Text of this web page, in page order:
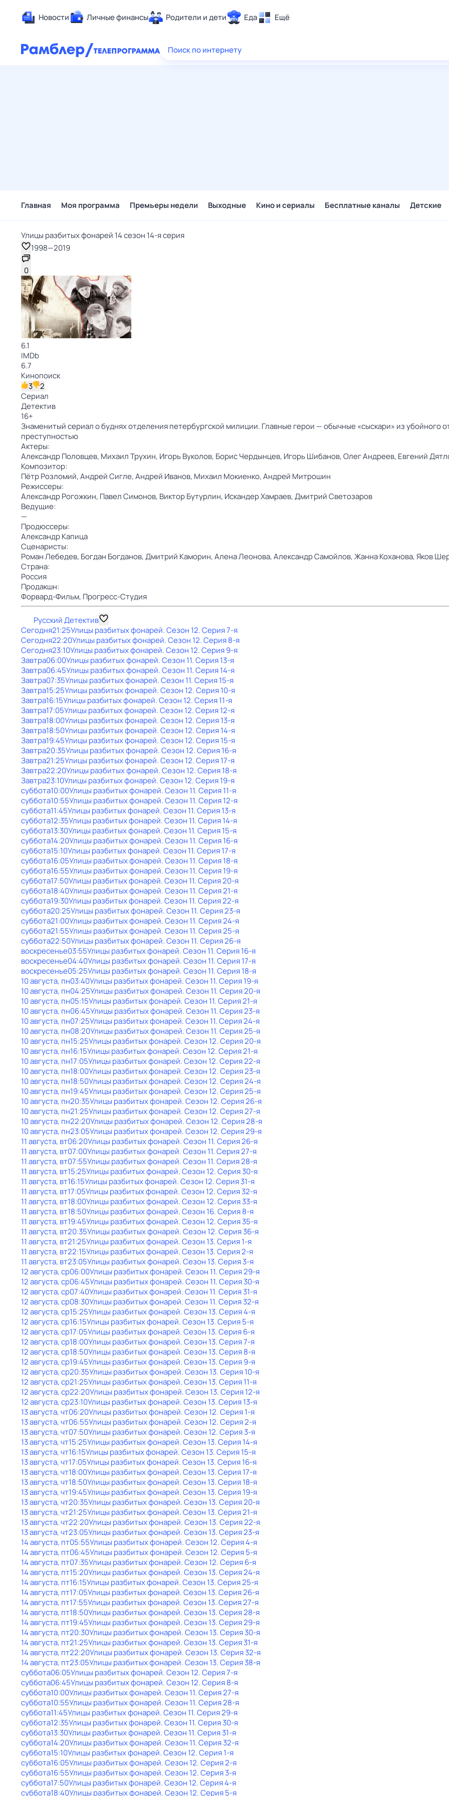
Новости Личные финансы Родители и дети Еда Ещё
Здоровье
Поиск по интернету
Главная Моя программа Премьеры недели Выходные Кино и сериалы Бесплатные каналы Детские
Улицы разбитых фонарей 14 сезон 14-я серия
1998—2019
0
6.1
IMDb
6.7
Кинопоиск
3
2
Сериал
Детектив
16+
Знаменитый сериал о буднях отделения петербургской милиции. Главные герои — обычные «сыскари» из убойного
преступностью
Актеры:
Александр Половцев, Михаил Трухин, Игорь Вуколов, Борис Чердынцев, Игорь Шибанов,Олег Андреев, Евгений
Композитор:
Пётр Розломий,Андрей Сигле,Андрей Иванов, Михаил Мокиенко,Андрей Митрошин
Режиссеры:
Александр Рогожкин, Павел Симонов, Виктор Бутурлин, Искандер Хамраев,Дмитрий Светозаров
Ведущие:
—
Продюссеры:
Александр Капица
Сценаристы:
Роман Лебедев, Богдан Богданов,Дмитрий Каморин,Алена Леонова,Александр Самойлов,Жанна Коханова,Яков
Страна:
Россия
Продакшн:
Форвард-Фильм, Прогресс-Студия
Русский Детектив
Сегодня21:25Улицы разбитых фонарей. Сезон 12. Серия 7-я
Сегодня22:20Улицы разбитых фонарей. Сезон 12. Серия 8-я
Сегодня23:10Улицы разбитых фонарей. Сезон 12. Серия 9-я
Завтра06:00Улицы разбитых фонарей. Сезон 11. Серия 13-я
Завтра06:45Улицы разбитых фонарей. Сезон 11. Серия 14-я
Завтра07:35Улицы разбитых фонарей. Сезон 11. Серия 15-я
Завтра15:25Улицы разбитых фонарей. Сезон 12. Серия 10-я
Завтра16:15Улицы разбитых фонарей. Сезон 12. Серия 11-я
Завтра17:05Улицы разбитых фонарей. Сезон 12. Серия 12-я
Завтра18:00Улицы разбитых фонарей. Сезон 12. Серия 13-я
Завтра18:50Улицы разбитых фонарей. Сезон 12. Серия 14-я
Завтра19:45Улицы разбитых фонарей. Сезон 12. Серия 15-я
Завтра20:35Улицы разбитых фонарей. Сезон 12. Серия 16-я
Завтра21:25Улицы разбитых фонарей. Сезон 12. Серия 17-я
Завтра22:20Улицы разбитых фонарей. Сезон 12. Серия 18-я
Завтра23:10Улицы разбитых фонарей. Сезон 12. Серия 19-я
суббота10:00Улицы разбитых фонарей. Сезон 11. Серия 11-я
суббота10:55Улицы разбитых фонарей. Сезон 11. Серия 12-я
суббота11:45Улицы разбитых фонарей. Сезон 11. Серия 13-я
суббота12:35Улицы разбитых фонарей. Сезон 11. Серия 14-я
суббота13:30Улицы разбитых фонарей. Сезон 11. Серия 15-я
суббота14:20Улицы разбитых фонарей. Сезон 11. Серия 16-я
суббота15:10Улицы разбитых фонарей. Сезон 11. Серия 17-я
суббота16:05Улицы разбитых фонарей. Сезон 11. Серия 18-я
суббота16:55Улицы разбитых фонарей. Сезон 11. Серия 19-я
суббота17:50Улицы разбитых фонарей. Сезон 11. Серия 20-я
суббота18:40Улицы разбитых фонарей. Сезон 11. Серия 21-я
суббота19:30Улицы разбитых фонарей. Сезон 11. Серия 22-я
суббота20:25Улицы разбитых фонарей. Сезон 11. Серия 23-я
суббота21:00Улицы разбитых фонарей. Сезон 11. Серия 24-я
суббота21:55Улицы разбитых фонарей. Сезон 11. Серия 25-я
суббота22:50Улицы разбитых фонарей. Сезон 11. Серия 26-я
воскресенье03:55Улицы разбитых фонарей. Сезон 11. Серия 16-я
воскресенье04:40Улицы разбитых фонарей. Сезон 11. Серия 17-я
воскресенье05:25Улицы разбитых фонарей. Сезон 11. Серия 18-я
10 августа, пн03:40Улицы разбитых фонарей. Сезон 11. Серия 19-я
10 августа, пн04:25Улицы разбитых фонарей. Сезон 11. Серия 20-я
10 августа, пн05:15Улицы разбитых фонарей. Сезон 11. Серия 21-я
10 августа, пн06:45Улицы разбитых фонарей. Сезон 11. Серия 23-я
10 августа, пн07:25Улицы разбитых фонарей. Сезон 11. Серия 24-я
10 августа, пн08:20Улицы разбитых фонарей. Сезон 11. Серия 25-я
10 августа, пн15:25Улицы разбитых фонарей. Сезон 12. Серия 20-я
10 августа, пн16:15Улицы разбитых фонарей. Сезон 12. Серия 21-я
10 августа, пн17:05Улицы разбитых фонарей. Сезон 12. Серия 22-я
10 августа, пн18:00Улицы разбитых фонарей. Сезон 12. Серия 23-я
10 августа, пн18:50Улицы разбитых фонарей. Сезон 12. Серия 24-я
10 августа, пн19:45Улицы разбитых фонарей. Сезон 12. Серия 25-я
10 августа, пн20:35Улицы разбитых фонарей. Сезон 12. Серия 26-я
10 августа, пн21:25Улицы разбитых фонарей. Сезон 12. Серия 27-я
10 августа, пн22:20Улицы разбитых фонарей. Сезон 12. Серия 28-я
10 августа, пн23:05Улицы разбитых фонарей. Сезон 12. Серия 29-я
11 августа, вт06:20Улицы разбитых фонарей. Сезон 11. Серия 26-я
11 августа, вт07:00Улицы разбитых фонарей. Сезон 11. Серия 27-я
11 августа, вт07:55Улицы разбитых фонарей. Сезон 11. Серия 28-я
11 августа, вт15:25Улицы разбитых фонарей. Сезон 12. Серия 30-я
11 августа, вт16:15Улицы разбитых фонарей. Сезон 12. Серия 31-я
11 августа, вт17:05Улицы разбитых фонарей. Сезон 12. Серия 32-я
11 августа, вт18:00Улицы разбитых фонарей. Сезон 12. Серия 33-я
11 августа, вт18:50Улицы разбитых фонарей. Сезон 16. Серия 8-я
11 августа, вт19:45Улицы разбитых фонарей. Сезон 12. Серия 35-я
11 августа, вт20:35Улицы разбитых фонарей. Сезон 12. Серия 36-я
11 августа, вт21:25Улицы разбитых фонарей. Сезон 13. Серия 1-я
11 августа, вт22:15Улицы разбитых фонарей. Сезон 13. Серия 2-я
11 августа, вт23:05Улицы разбитых фонарей. Сезон 13. Серия 3-я
12 августа, ср06:00Улицы разбитых фонарей. Сезон 11. Серия 29-я
12 августа, ср06:45Улицы разбитых фонарей. Сезон 11. Серия 30-я
12 августа, ср07:40Улицы разбитых фонарей. Сезон 11. Серия 31-я
12 августа, ср08:30Улицы разбитых фонарей. Сезон 11. Серия 32-я
12 августа, ср15:25Улицы разбитых фонарей. Сезон 13. Серия 4-я
12 августа, ср16:15Улицы разбитых фонарей. Сезон 13. Серия 5-я
12 августа, ср17:05Улицы разбитых фонарей. Сезон 13. Серия 6-я
12 августа, ср18:00Улицы разбитых фонарей. Сезон 13. Серия 7-я
12 августа, ср18:50Улицы разбитых фонарей. Сезон 13. Серия 8-я
12 августа, ср19:45Улицы разбитых фонарей. Сезон 13. Серия 9-я
12 августа, ср20:35Улицы разбитых фонарей. Сезон 13. Серия 10-я
12 августа, ср21:25Улицы разбитых фонарей. Сезон 13. Серия 11-я
12 августа, ср22:20Улицы разбитых фонарей. Сезон 13. Серия 12-я
12 августа, ср23:10Улицы разбитых фонарей. Сезон 13. Серия 13-я
13 августа, чт06:20Улицы разбитых фонарей. Сезон 12. Серия 1-я
13 августа, чт06:55Улицы разбитых фонарей. Сезон 12. Серия 2-я
13 августа, чт07:50Улицы разбитых фонарей. Сезон 12. Серия 3-я
13 августа, чт15:25Улицы разбитых фонарей. Сезон 13. Серия 14-я
13 августа, чт16:15Улицы разбитых фонарей. Сезон 13. Серия 15-я
13 августа, чт17:05Улицы разбитых фонарей. Сезон 13. Серия 16-я
13 августа, чт18:00Улицы разбитых фонарей. Сезон 13. Серия 17-я
13 августа, чт18:50Улицы разбитых фонарей. Сезон 13. Серия 18-я
13 августа, чт19:45Улицы разбитых фонарей. Сезон 13. Серия 19-я
13 августа, чт20:35Улицы разбитых фонарей. Сезон 13. Серия 20-я
13 августа, чт21:25Улицы разбитых фонарей. Сезон 13. Серия 21-я
13 августа, чт22:20Улицы разбитых фонарей. Сезон 13. Серия 22-я
13 августа, чт23:05Улицы разбитых фонарей. Сезон 13. Серия 23-я
14 августа, пт05:55Улицы разбитых фонарей. Сезон 12. Серия 4-я
14 августа, пт06:45Улицы разбитых фонарей. Сезон 12. Серия 5-я
14 августа, пт07:35Улицы разбитых фонарей. Сезон 12. Серия 6-я
14 августа, пт15:20Улицы разбитых фонарей. Сезон 13. Серия 24-я
14 августа, пт16:15Улицы разбитых фонарей. Сезон 13. Серия 25-я
14 августа, пт17:05Улицы разбитых фонарей. Сезон 13. Серия 26-я
14 августа, пт17:55Улицы разбитых фонарей. Сезон 13. Серия 27-я
14 августа, пт18:50Улицы разбитых фонарей. Сезон 13. Серия 28-я
14 августа, пт19:45Улицы разбитых фонарей. Сезон 13. Серия 29-я
14 августа, пт20:30Улицы разбитых фонарей. Сезон 13. Серия 30-я
14 августа, пт21:25Улицы разбитых фонарей. Сезон 13. Серия 31-я
14 августа, пт22:20Улицы разбитых фонарей. Сезон 13. Серия 32-я
14 августа, пт23:05Улицы разбитых фонарей. Сезон 13. Серия 38-я
суббота06:05Улицы разбитых фонарей. Сезон 12. Серия 7-я
суббота06:45Улицы разбитых фонарей. Сезон 12. Серия 8-я
суббота10:00Улицы разбитых фонарей. Сезон 11. Серия 27-я
суббота10:55Улицы разбитых фонарей. Сезон 11. Серия 28-я
суббота11:45Улицы разбитых фонарей. Сезон 11. Серия 29-я
суббота12:35Улицы разбитых фонарей. Сезон 11. Серия 30-я
суббота13:30Улицы разбитых фонарей. Сезон 11. Серия 31-я
суббота14:20Улицы разбитых фонарей. Сезон 11. Серия 32-я
суббота15:10Улицы разбитых фонарей. Сезон 12. Серия 1-я
суббота16:05Улицы разбитых фонарей. Сезон 12. Серия 2-я
суббота16:55Улицы разбитых фонарей. Сезон 12. Серия 3-я
суббота17:50Улицы разбитых фонарей. Сезон 12. Серия 4-я
суббота18:40Улицы разбитых фонарей. Сезон 12. Серия 5-я